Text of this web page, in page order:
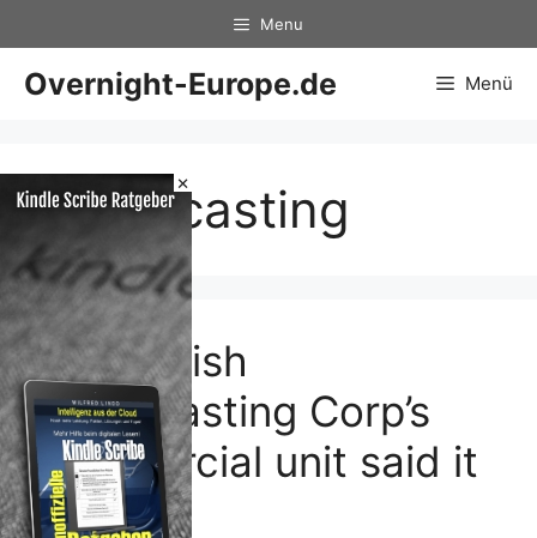
×
Inhalt
springen
Menu
Overnight-Europe.de Menü
Broadcasting
The British
Broadcasting Corp’s
commercial unit said it
…